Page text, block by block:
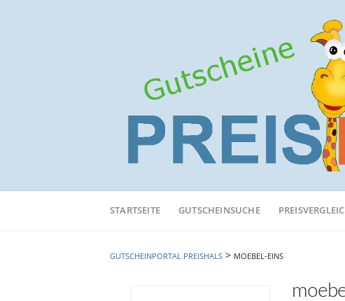
Online-
STARTSEITE GUTSCHEINSUCHE
GUTSCHEINPORTAL PREISHALS > MOEBEL-EINS